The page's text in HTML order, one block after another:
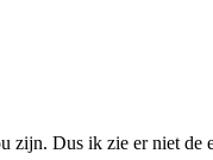
zijn. Dus ik zie er niet de